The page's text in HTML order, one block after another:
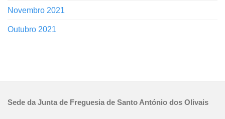
Novembro 2021
Outubro 2021
Sede da Junta de Freguesia de Santo António dos Olivais